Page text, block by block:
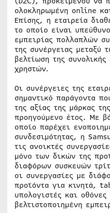
ολοκληρωμένη online
Επίσης, η εταιρεία
το οποίο είναι
εμπειρίας πολλαπλών
της συνέργειας μεταξύ
βελτίωση της
χρηστών.
Οι συνέργειες της
σημαντικό παράγοντα
της αξίας της μάρκας
προηγούμενο έτος. Με
οποίο παρέχει
συνδεσιμότητας, η
τις ανοικτές
μόνο των δικών της
διαφόρων συσκευών
οι συνεργασίες με
προϊόντα για κινητά,
υπολογιστές και
βελτιστοποιημένη